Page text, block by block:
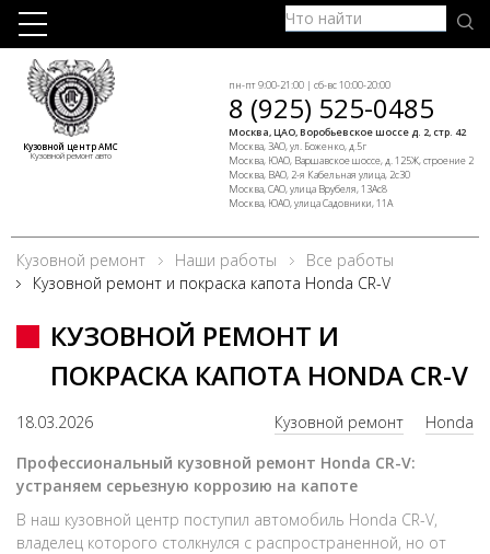
Кузовной центр АМС
Кузовной ремонт авто
пн-пт 9:00-21:00 | сб-вс 10:00-20:00
8 (925) 525-0485
Москва, ЦАО, Воробьевское шоссе д. 2, стр. 42
Москва, ЗАО, ул. Боженко, д.5г
Москва, ЮАО, Варшавское шоссе, д. 125Ж, строение 2
Москва, ВАО, 2-я Кабельная улица, 2с30
Москва, САО, улица Врубеля, 13Ас8
Москва, ЮАО, улица Садовники, 11А
Кузовной ремонт Наши работы
Все работы
Кузовной ремонт и покраска капота Honda CR-V
КУЗОВНОЙ РЕМОНТ И
ПОКРАСКА КАПОТА HONDA CR-V
18.03.2026 Кузовной ремонт
Honda
Профессиональный кузовной ремонт Honda CR-V:
устраняем серьезную коррозию на капоте
В наш кузовной центр поступил автомобиль Honda CR-V,
владелец которого столкнулся с распространенной, но от